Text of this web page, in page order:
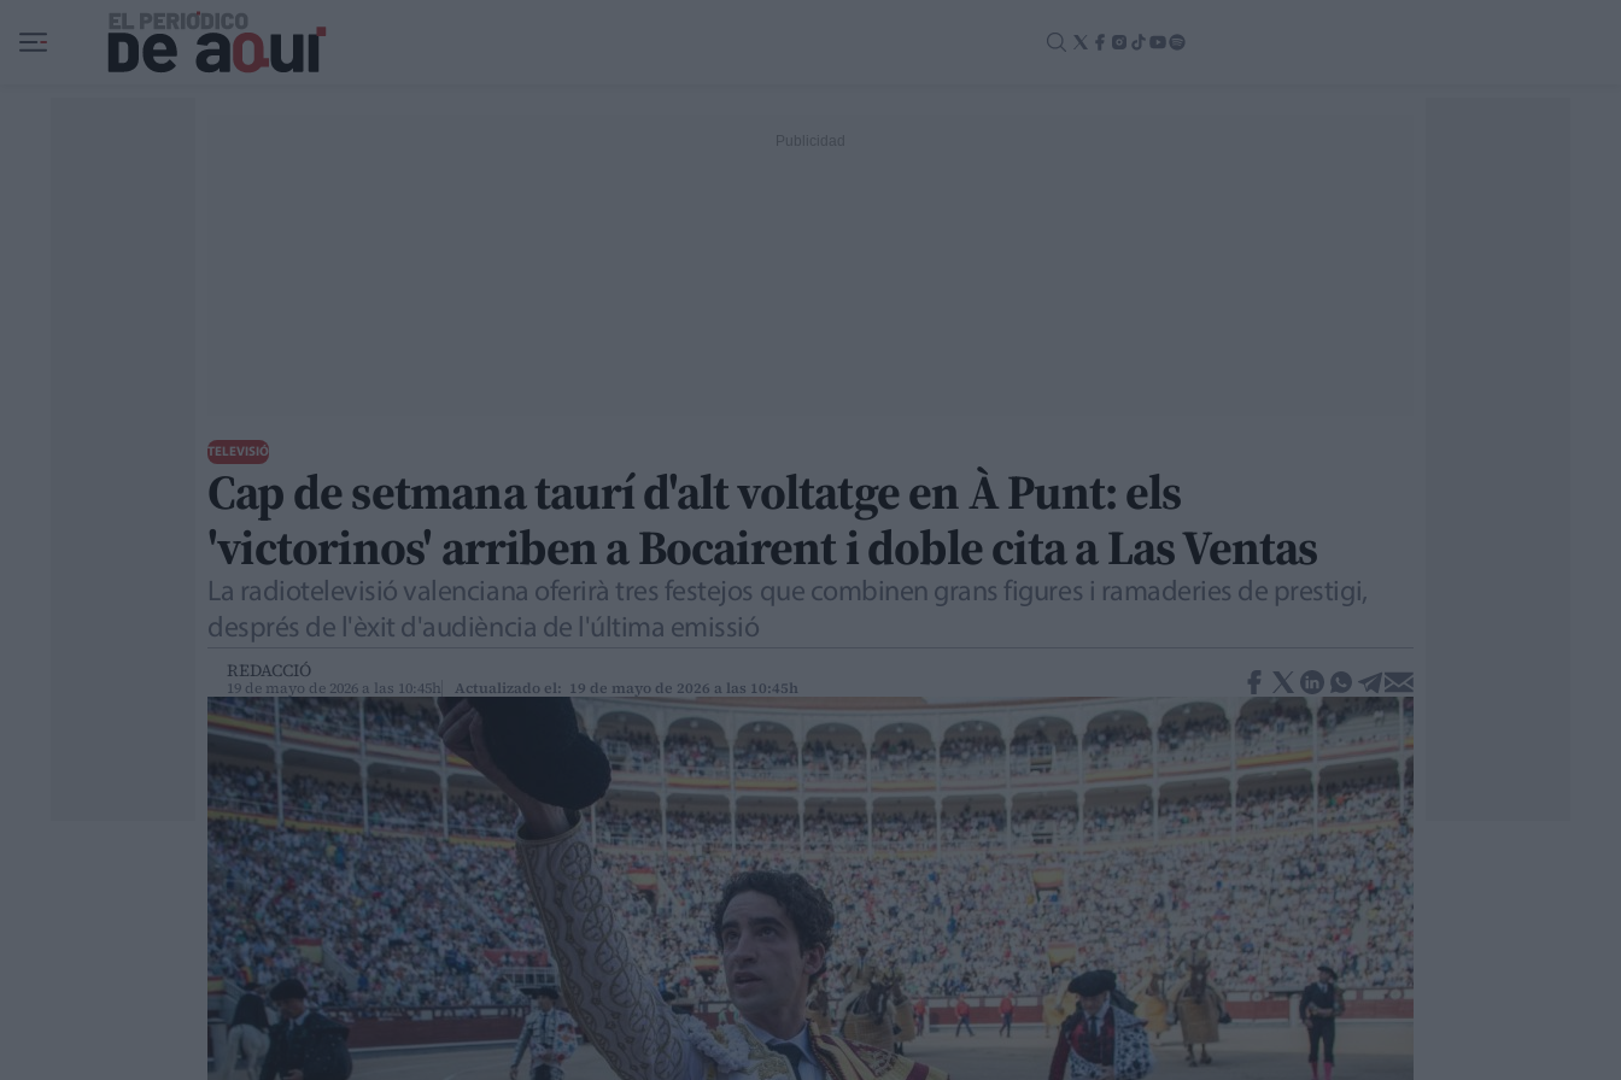
Ir al contenido principal
TELEVISIÓ
Cap de setmana taurí d'alt voltatge en À Punt: els
'victorinos' arriben a Bocairent i doble cita a Las Ventas
La radiotelevisió valenciana oferirà tres festejos que combinen grans figures i ramaderies de prestigi,
després de l'èxit d'audiència de l'última emissió
REDACCIÓ
19 de mayo de 2026 a las 10:45h Actualizado el: 19 de mayo de 2026 a las 10:45h